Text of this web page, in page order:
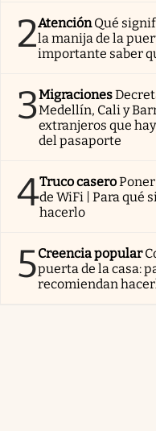
2AtenciónQué
la manija de la
importante saber
3Migraciones
Medellín, Cali y
extranjeros que
del pasaporte
4Truco casero
de WiFi | Para qué
hacerlo
5Creencia popular
puerta de la casa:
recomiendan